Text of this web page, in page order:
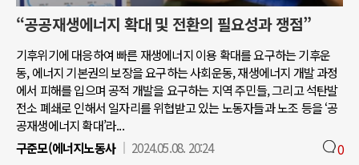
“공공재생에너지 확대 및 전환의 필요성과 쟁점”
기후위기에 대응하여 빠른 재생에너지 이용 확대를 요구하는 기후운
동, 에너지 기본권의 보장을 요구하는 사회운동, 재생에너지 개발 과정
에서 피해를 입으며 공적 개발을 요구하는 지역 주민들, 그리고 석탄발
전소 폐쇄로 인해서 일자리를 위협받고 있는 노동자들과 노조 등을 ‘공
공재생에너지 확대’라...
구준모(에너지노동사
2024.05.08. 20:24 0